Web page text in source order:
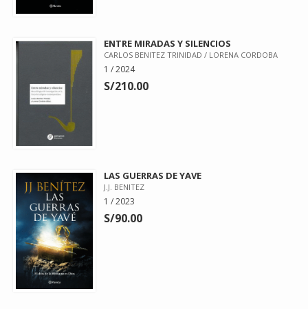
ENTRE MIRADAS Y SILENCIOS
CARLOS BENITEZ TRINIDAD / LORENA CORDOBA
1 / 2024
S/210.00
LAS GUERRAS DE YAVE
J.J. BENITEZ
1 / 2023
S/90.00